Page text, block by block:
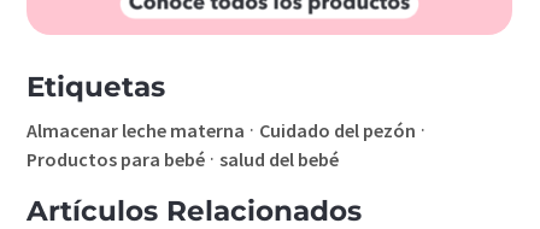
Etiquetas
Almacenar leche materna · Cuidado del pezón ·
Productos para bebé ·salud del bebé
Artículos Relacionados